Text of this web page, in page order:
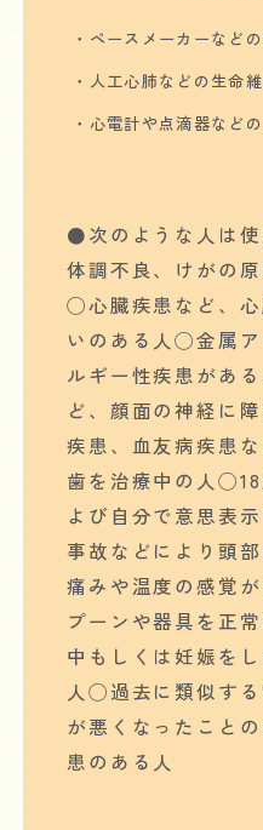
・ペースメーカーなど
・人工心肺などの生命
・心電計や点滴器など
●次のような人は
体調不良、けがの原
◯心臓疾患など、
いのある人◯金属
ルギー性疾患があ
ど、顔面の神経に
疾患、血友病疾患
歯を治療中の人
よび自分で意思表
事故などにより頭
痛みや温度の感覚
プーンや器具を正
中もしくは妊娠を
人◯過去に類似す
が悪くなったこと
患のある人